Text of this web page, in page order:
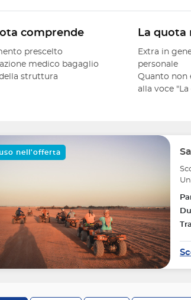
comprende
prescelto
medico bagaglio
struttura
La quota
Extra in
personale
Quanto non
alla voce
nell'offerta